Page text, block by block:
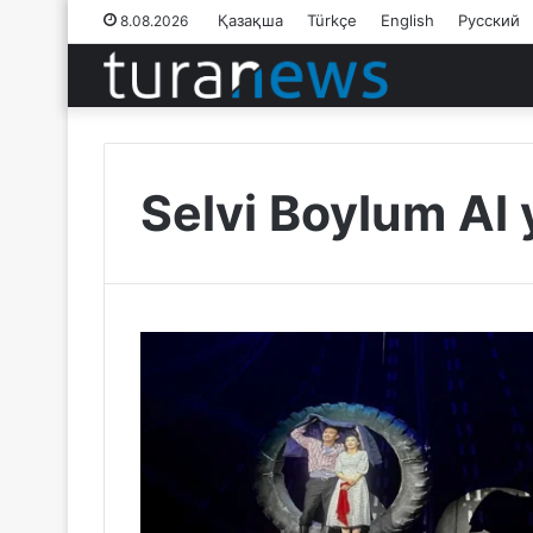
8.08.2026 Қазақша Türkçe English Русский
Selvi Boylum Al